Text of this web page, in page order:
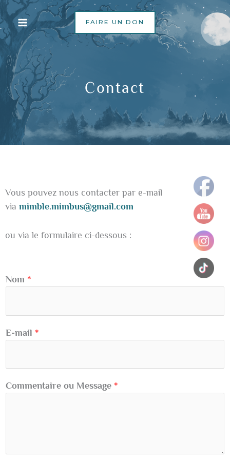
Aller
au
contenu
FAIRE UN DON
Contact
Vous pouvez nous contacter par e-mail
via mimble.mimbus@gmail.com
ou via le formulaire ci-dessous :
Nom *
E-mail *
Commentaire ou Message *